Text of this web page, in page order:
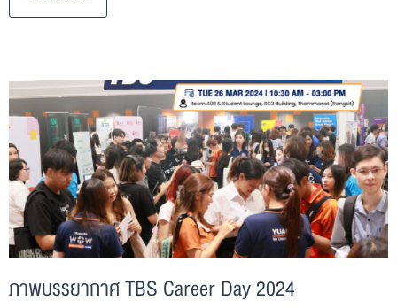
ภาพบรรยากาศ TBS Career Day 2024